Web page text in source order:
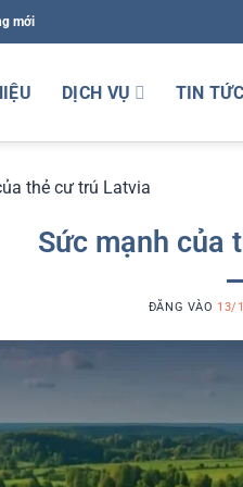
mới
DỊCH VỤ TIN TỨC
thẻ cư trú Latvia
Sức mạnh của
ĐĂNG VÀO 13/